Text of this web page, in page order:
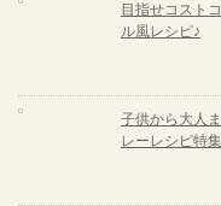
目指せコスト
ル風レシピ♪
子供から大人
レーレシピ特